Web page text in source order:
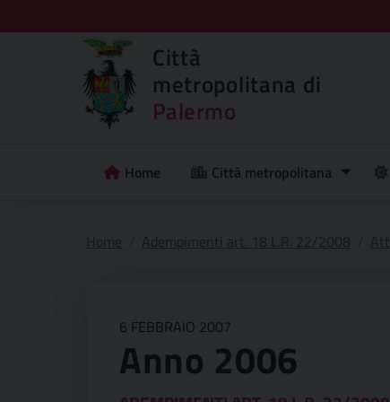
Città
metropolitana di
Palermo
Home Città metropolitana
6 FEBBRAIO 2007
Anno 2006